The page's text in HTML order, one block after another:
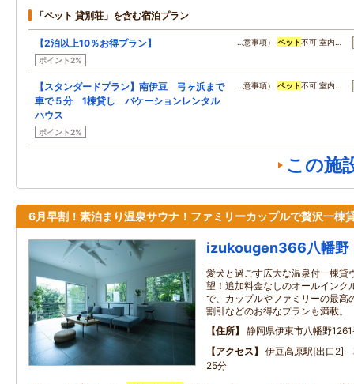
「ペット 貸別荘」を含む宿泊プラン
【2泊以上10％お得プラン】
ポイント2%
…意事項） ペット不可 室内…
【スタンダードプラン】南伊豆 弓ヶ浜まで
車で５分 1棟貸し バケーションレンタル
ハウス
ポイント2%
…意事項） ペット不可 室内…
この施
6月早割！素泊まり温泉サウナ！ファミリーカップルで贅沢一棟
izukougen366八幡野
愛犬と過ごす広大な温泉付一棟貸
望！追加料金なしのオールインク
で、カップルやファミリーの最高
割引などのお得なプランも満載。
住所
静岡県伊東市八幡野
アクセス
伊豆高原駅[出口2]
25分